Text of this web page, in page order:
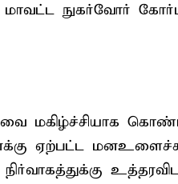
நுகர்வோர்
மகிழ்ச்சியாக
ஏற்பட்ட